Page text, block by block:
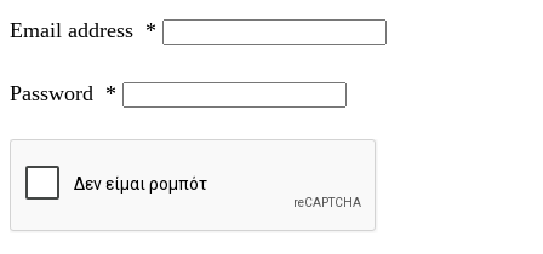
Email address *
Password *